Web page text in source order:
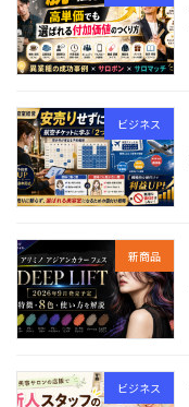
ビジネス
新商品
ビジネス